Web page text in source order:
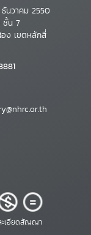
นวาคม 2550
ชั้น 7
ง เขตหลักสี่
ะเอียดสัญญา